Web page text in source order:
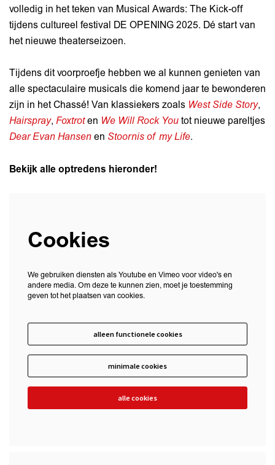
volledig in het teken van Musical Awards: The Kick-off
tijdens cultureel festival DE OPENING 2025. Dé start van
het nieuwe theaterseizoen.
Tijdens dit voorproefje hebben we al kunnen genieten van
alle spectaculaire musicals die komend jaar te bewonderen
zijn in het Chassé! Van klassiekers zoals West Side Story,
Hairspray, Foxtroten We Will Rock You tot nieuwe pareltjes
Dear Evan Hansen en Stoornis of my Life.
Bekijk alle optredens hieronder!
Cookies
We gebruiken diensten als Youtube en Vimeo voor video's en
andere media. Om deze te kunnen zien, moet je toestemming
geven tot het plaatsen van cookies.
alleen functionele cookies
minimale cookies
alle cookies